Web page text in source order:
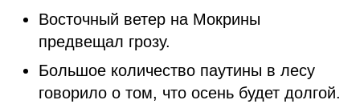
Восточный ветер на Мокрины
предвещал грозу.
Большое количество паутины в лесу
говорило о том, что осень будет долгой.